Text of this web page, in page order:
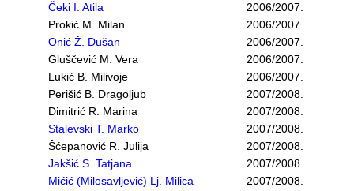
Čeki I. Atila
2006/2007.
Prokić M. Milan
2006/2007.
Onić Ž. Dušan
2006/2007.
Gluščević M. Vera
2006/2007.
Lukić B. Milivoje
2006/2007.
Perišić B. Dragoljub
2007/2008.
Dimitrić R. Marina
2007/2008.
Stalevski T. Marko
2007/2008.
Šćepanović R. Julija
2007/2008.
Jakšić S. Tatjana
2007/2008.
Mićić (Milosavljević) Lj. Milica
2007/2008.